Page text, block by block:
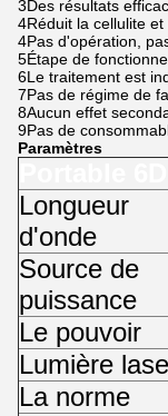
3Des résultats
4Réduit la cellulite et
4Pas d'opération,
5Étape de
6Le traitement est
7Pas de régime de
8Aucun effet
9Pas de
Paramètres
Longueur
d'onde
Source de
puissance
Le pouvoir
Lumière
La norme